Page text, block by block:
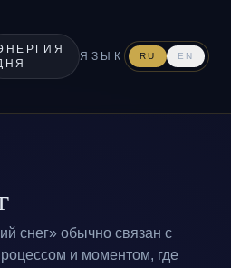
ЯЗЫК RU EN
снег» обычно связан с
и моментом, где